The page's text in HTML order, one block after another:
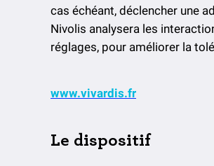
cas échéant, déclencher une
Nivolis analysera les
réglages, pour améliorer la
www.vivardis.fr
Le dispositif